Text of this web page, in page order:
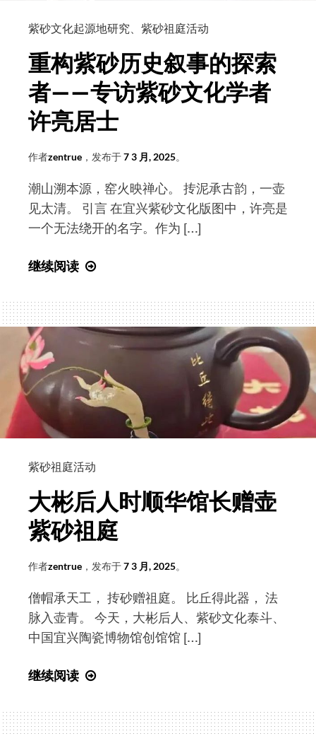
作
品
金
寺
紫砂文化起源地研究 紫砂祖庭活动
重构紫砂历史叙事的探索
者——专访紫砂文化学者
许亮居士
作者zentrue ，发布于7 3 月, 2025。
潮山溯本源，窑火映禅心。 抟泥承古韵，一壶
见太清。 引言 在宜兴紫砂文化版图中，许亮是
一个无法绕开的名字。作为 […]
继续阅读
紫
砂
历
叙
事
探
——
专
访
砂
文
化
学
者
士
紫砂祖庭活动
大彬后人时顺华馆长赠壶
紫砂祖庭
作者zentrue ，发布于7 3 月, 2025。
僧帽承天工， 抟砂赠祖庭。 比丘得此器， 法
脉入壶青。 今天，大彬后人、紫砂文化泰斗、
中国宜兴陶瓷博物馆创馆馆 […]
继续阅读
后
人